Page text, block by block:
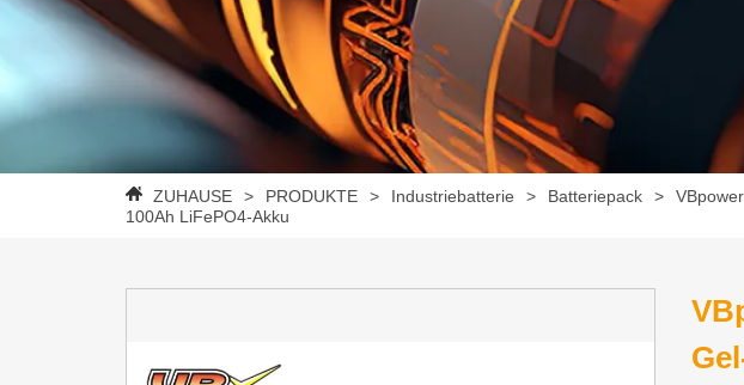
ZUHAUSE > PRODUKTE > Industriebatterie > Batteriepack >
100Ah LiFePO4-Akku